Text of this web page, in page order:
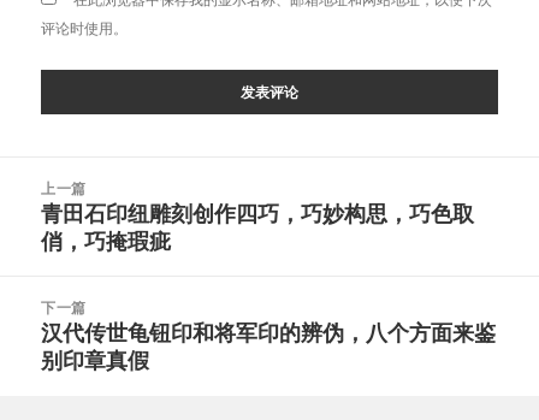
评论时使用。
上一篇
上
篇
章：
青田石印纽雕刻创作四巧，巧妙构思，巧色取
俏，巧掩瑕疵
下一篇
下
篇
汉代传世龟钮印和将军印的辨伪，八个方面来鉴
别印章真假